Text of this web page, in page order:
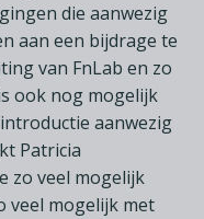
die aanwezig
aan een bijdrage te
van FnLab en zo
ook nog mogelijk
aanwezig
Patricia
zo veel mogelijk
veel mogelijk met